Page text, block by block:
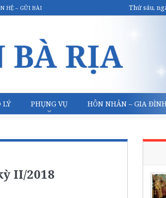
HỆ – GỬI BÀI Thứ sáu,
LÝ PHỤNG VỤ HÔN NHÂN – GIA
II/2018